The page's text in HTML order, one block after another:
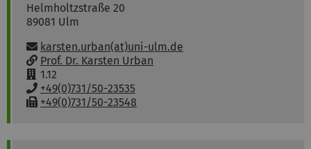
Helmholtzstraße 20
89081 Ulm
Email:
karsten.urban(at)uni-ulm.de
w
w
w
:
Prof. Dr. Karsten Urban
R
o
o
1.12
P
h
+49(0)731/50-23535
F+49(0)731/50-23548